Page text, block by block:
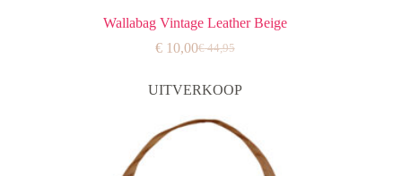
Wallabag Vintage Leather Beige
€44,95
Oorspronkelijke
was:
€10,00Huidige
is:
UITVERKOOP